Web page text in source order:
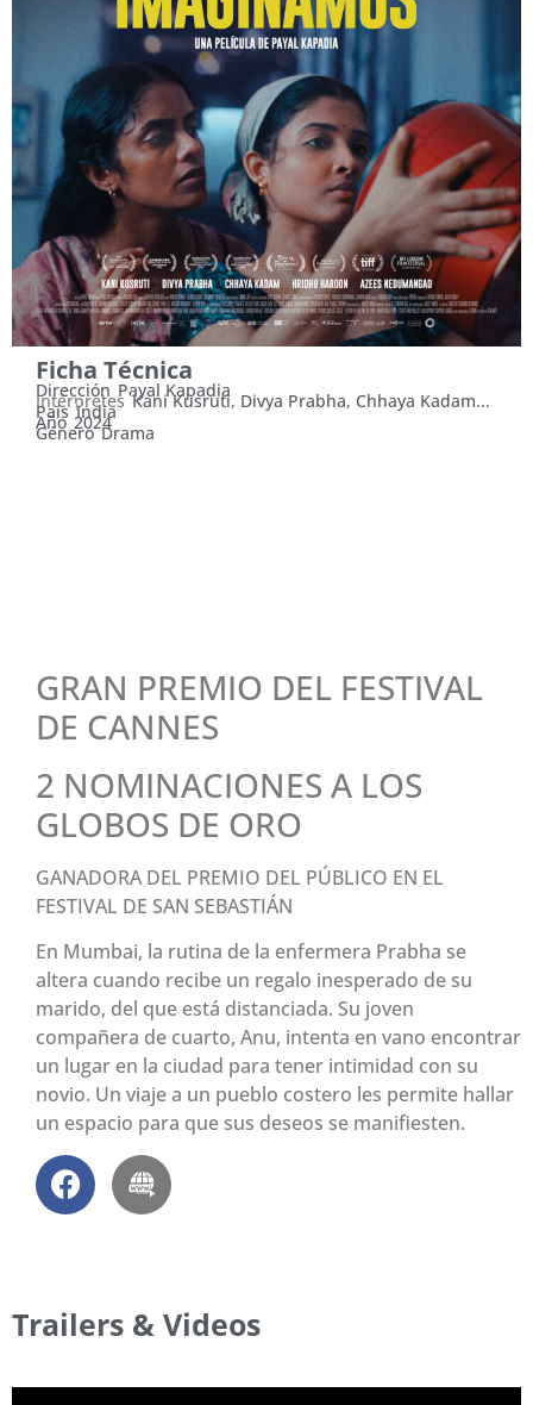
Ficha Técnica
Dirección Payal Kapadia
Intérpretes Kani Kusruti, Divya Prabha, Chhaya Kadam...
País India
Año 2024
Género Drama
GRAN PREMIO DEL FESTIVAL
DE CANNES
2 NOMINACIONES A LOS
GLOBOS DE ORO
GANADORA DEL PREMIO DEL PÚBLICO EN EL
FESTIVAL DE SAN SEBASTIÁN
En Mumbai, la rutina de la enfermera Prabha se
altera cuando recibe un regalo inesperado de su
marido, del que está distanciada. Su joven
compañera de cuarto, Anu, intenta en vano encontrar
un lugar en la ciudad para tener intimidad con su
novio. Un viaje a un pueblo costero les permite hallar
un espacio para que sus deseos se manifiesten.
Trailers & Videos